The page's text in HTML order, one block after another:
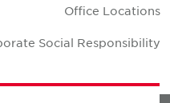
Office Locations
Social Responsibility